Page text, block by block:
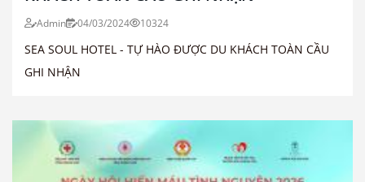
Admin 04/03/2024 10324
SEA SOUL HOTEL - TỰ HÀO ĐƯỢC DU KHÁCH TOÀN CẦU
GHI NHẬN